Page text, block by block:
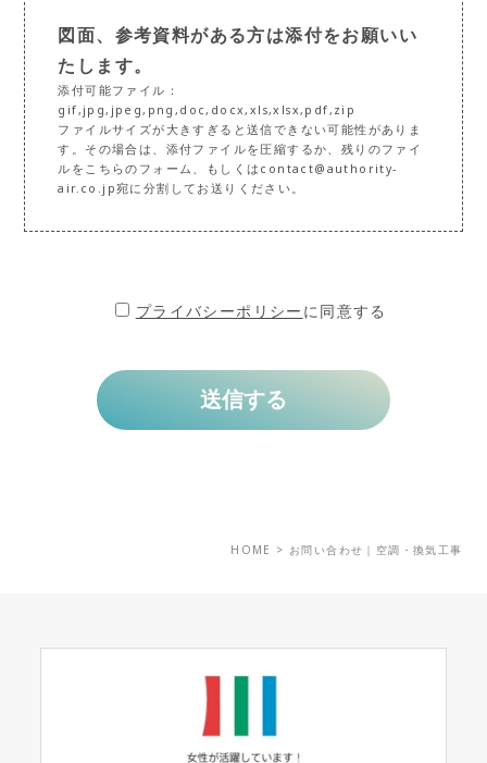
図面、参考資料がある方は添付をお願いい
たします。
添付可能ファイル：
gif,jpg,jpeg,png,doc,docx,xls,xlsx,pdf,zip
ファイルサイズが大きすぎると送信できない可能性がありま
す。その場合は、添付ファイルを圧縮するか、残りのファイ
ルをこちらのフォーム、もしくはcontact@authority-
air.co.jp宛に分割してお送りください。
プライバシーポリシー に同意する
HOME > お問い合わせ｜空調・換気工事